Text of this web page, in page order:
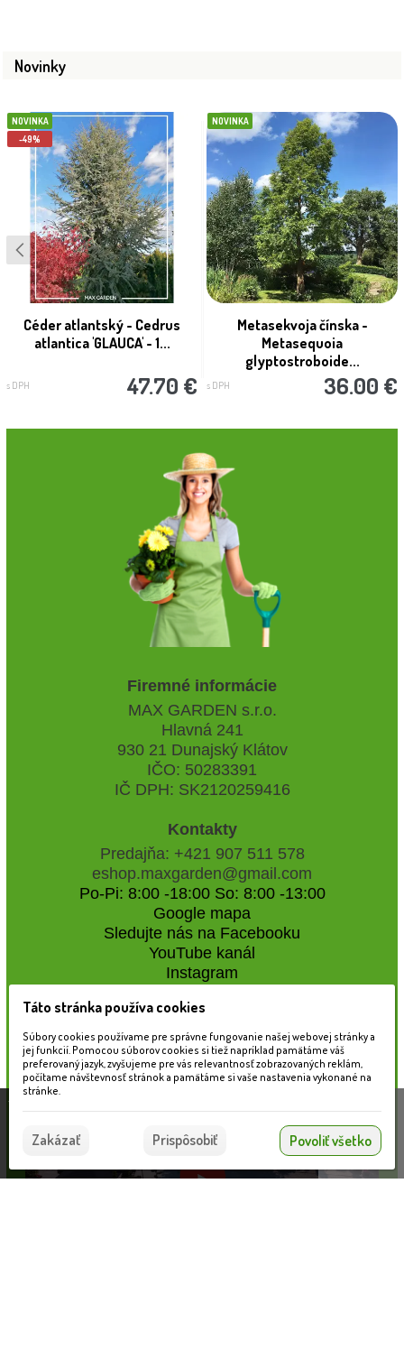
Novinky
NOVINKA
-49%
Céder atlantský - Cedrus
atlantica 'GLAUCA' - 1...
s DPH 47.70 €
NOVINKA
Metasekvoja čínska -
Metasequoia
glyptostroboide...
s DPH 36.00 €
Firemné informácie
MAX GARDEN s.r.o.
Hlavná 241
930 21 Dunajský Klátov
IČO: 50283391
IČ DPH: SK2120259416
Kontakty
Predajňa: +421 907 511 578
eshop.maxgarden@gmail.com
Po-Pi: 8:00 -18:00 So: 8:00 -13:00
Google mapa
Sledujte nás na Facebooku
YouTube kanál
Instagram
Naše záhradné centrum
Táto stránka používa súbory cookies, ktoré nám
pomáhajú poskytovať služby. Používaním našich
služieb vyjadrujete súhlas s používaním súborov
Súhlasím
Táto stránka používa cookies
Súbory cookies používame pre správne fungovanie našej webovej stránky a
jej funkcií. Pomocou súborov cookies si tiež napríklad pamätáme váš
preferovaný jazyk, zvyšujeme pre vás relevantnosť zobrazovaných reklám,
počítame návštevnosť stránok a pamätáme si vaše nastavenia vykonané na
stránke.
Zakázať Prispôsobiť Povoliť všetko